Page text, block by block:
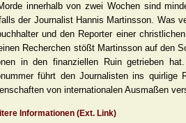
innerhalb von zwei Wochen sind
der Journalist Hannis Martinsson. Was
und den Reporter einer
Recherchen stößt Martinsson auf den
in den finanziellen Ruin getrieben
führt den Journalisten ins
von internationalen Ausmaßen
Informationen (Ext. Link)